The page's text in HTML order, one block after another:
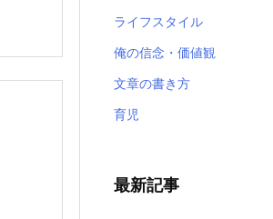
ライフスタイル
俺の信念・価値観
文章の書き方
育児
最新記事